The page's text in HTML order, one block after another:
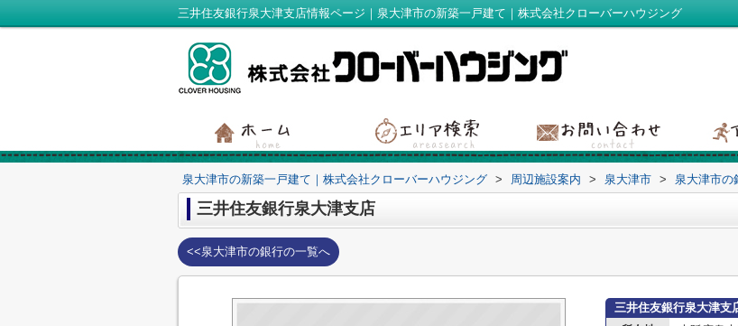
三井住友銀行泉大津支店情報ページ｜泉大津市の新築一戸建て｜株式会社クローバーハウジング
泉大津市の新築一戸建て｜株式会社クローバーハウジング > 周辺施設案内 > 泉大津市 > 泉大津市の
三井住友銀行泉大津支店
<<泉大津市の銀行の一覧へ
三井住友銀行泉大津支